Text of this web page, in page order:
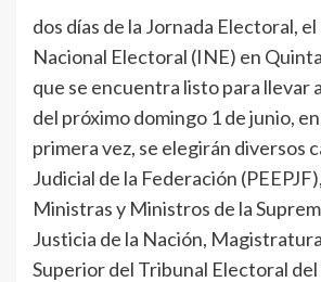
dos días de la Jornada Electoral,
Nacional Electoral (INE) en
que se encuentra listo para llevar
del próximo domingo 1 de junio,
primera vez, se elegirán diversos
Judicial de la Federación
Ministras y Ministros de la
Justicia de la Nación,
Superior del Tribunal Electoral